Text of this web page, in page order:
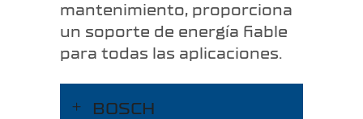
mantenimiento, proporciona
un soporte de energía fiable
para todas las aplicaciones.
BOSCH